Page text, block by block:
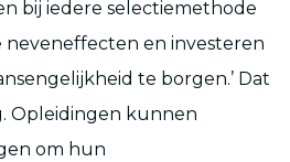
bij iedere selectiemethode
neveneffecten en investeren
te borgen.’ Dat
Opleidingen kunnen
om hun